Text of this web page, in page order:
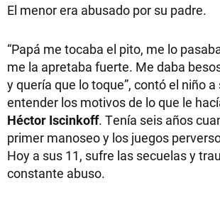
El menor era abusado por su padre.
“Papá me tocaba el pito, me lo
me la apretaba fuerte. Me daba
y quería que lo toque”, contó el niño
entender los motivos de lo que le
Héctor Iscinkoff. Tenía seis años
primer manoseo y los juegos
Hoy a sus 11, sufre las secuelas y
constante abuso.